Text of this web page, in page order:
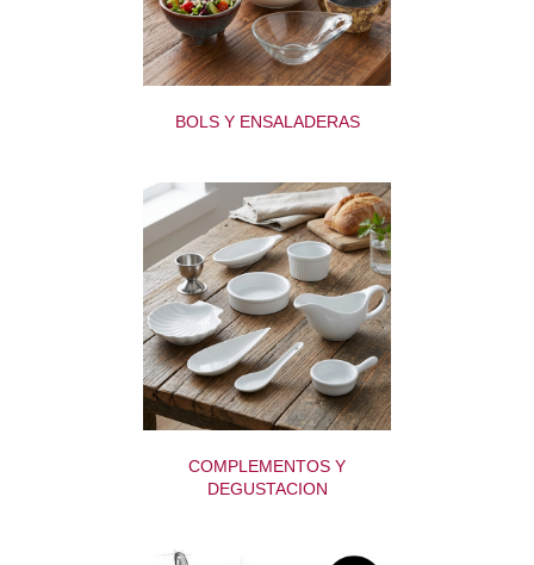
BOLS Y ENSALADERAS
COMPLEMENTOS Y
DEGUSTACION